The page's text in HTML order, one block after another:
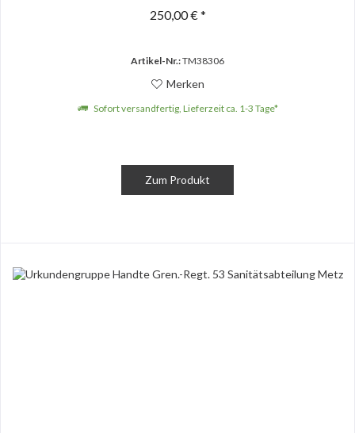
250,00 € *
Artikel-Nr.:TM38306
Merken
Sofort versandfertig, Lieferzeit ca. 1-3 Tage*
Zum Produkt